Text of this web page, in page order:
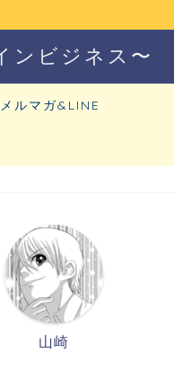
ンビジネス〜
メルマガ&LINE
山崎